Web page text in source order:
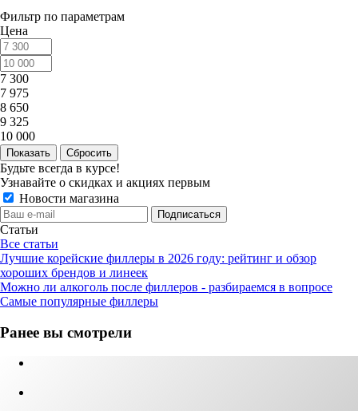
Фильтр по параметрам
Цена
7 300
7 975
8 650
9 325
10 000
Сбросить
Будьте всегда в курсе!
Узнавайте о скидках и акциях первым
Новости магазина
Статьи
Все статьи
Лучшие корейские филлеры в 2026 году: рейтинг и обзор
хороших брендов и линеек
Можно ли алкоголь после филлеров - разбираемся в вопросе
Самые популярные филлеры
Ранее вы смотрели